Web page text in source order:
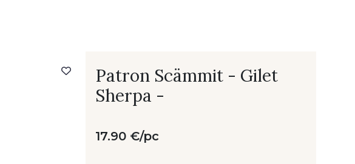
Patron Scämmit - Gilet
Sherpa -
17.90 €/pc